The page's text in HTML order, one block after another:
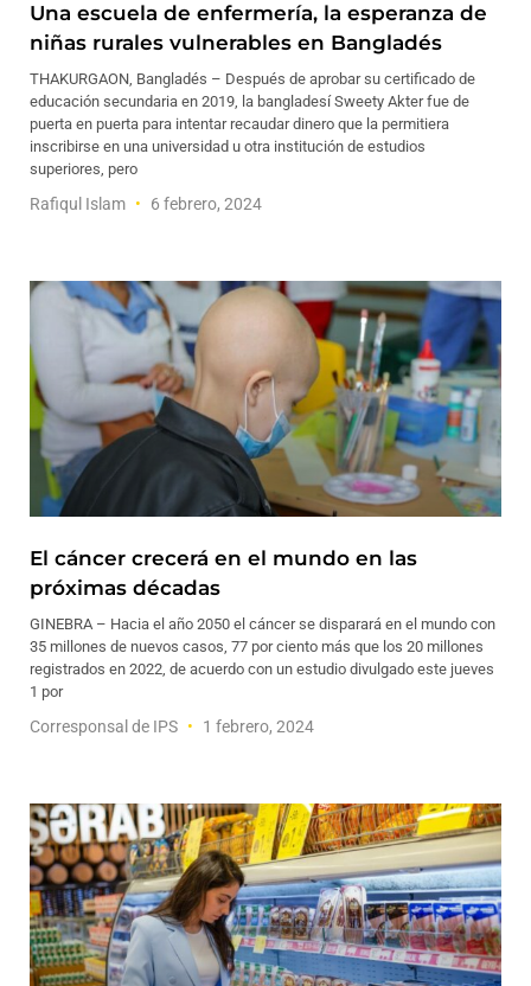
Una escuela de enfermería, la esperanza de
niñas rurales vulnerables en Bangladés
THAKURGAON, Bangladés – Después de aprobar su certificado de
educación secundaria en 2019, la bangladesí Sweety Akter fue de
puerta en puerta para intentar recaudar dinero que la permitiera
inscribirse en una universidad u otra institución de estudios
superiores, pero
Rafiqul Islam 6 febrero, 2024
El cáncer crecerá en el mundo en las
próximas décadas
GINEBRA – Hacia el año 2050 el cáncer se disparará en el mundo con
35 millones de nuevos casos, 77 por ciento más que los 20 millones
registrados en 2022, de acuerdo con un estudio divulgado este jueves
1 por
Corresponsal de IPS 1 febrero, 2024